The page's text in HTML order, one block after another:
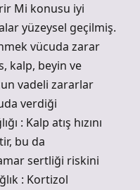
Mi konusu iyi
yüzeysel geçilmiş.
vücuda zarar
kalp, beyin ve
vadeli zararlar
verdiği
: Kalp atış hızını
bu da
sertliği riskini
: Kortizol